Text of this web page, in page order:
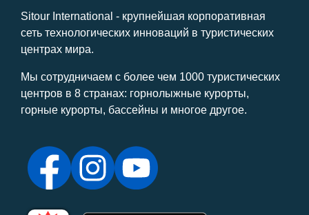
Sitour International - крупнейшая корпоративная
сеть технологических инноваций в туристических
центрах мира.
Мы сотрудничаем с более чем 1000 туристических
центров в 8 странах: горнолыжные курорты,
горные курорты, бассейны и многое другое.